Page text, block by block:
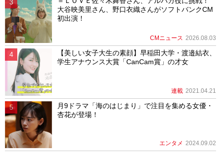
大谷映美里さん、野口衣織さんがソフトバンクCM
初出演！
CMニュース 2026.08.03
【美しい女子大生の素顔】早稲田大学・渡邉結衣、
学生アナウンス大賞「CanCam賞」の才女
連載 2021.04.21
月9ドラマ「海のはじまり」で注目を集める女優・
杏花が登場！
エンタメ 2024.09.02